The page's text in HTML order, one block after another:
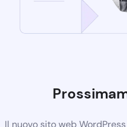
Il nuovo sito web